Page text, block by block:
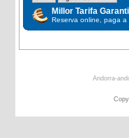
Millor Tarifa
Reserva online, paga a
Andorra-